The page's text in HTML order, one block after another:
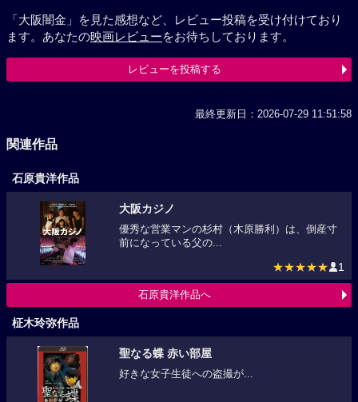
「大阪闇金」を見た感想など、レビュー投稿を受け付けており
ます。あなたの映画レビューをお待ちしております。
レビューを投稿する
最終更新日：2026-07-29 11:51:58
関連作品
石原貴洋作品
大阪カジノ
優秀な営業マンの杉村（木原勝利）は、倒産寸
前になっている父の...
★★★★★ 1
石原貴洋作品へ
柾木玲弥作品
聖なる蝶 赤い部屋
好きな女子生徒への盗撮が...